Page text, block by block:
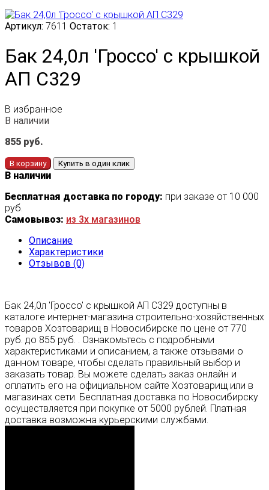
Артикул: 7611 Остаток: 1
Бак 24,0л 'Гроссо' с крышкой
АП С329
В избранное
В наличии
855 руб.
В корзину Купить в один клик
В наличии
Бесплатная доставка по городу: при заказе от 10 000
руб.
Самовывоз: из 3х магазинов
Описание
Характеристики
Отзывов (0)
Бак 24,0л 'Гроссо' с крышкой АП С329 доступны в
каталоге интернет-магазина строительно-хозяйственных
товаров Хозтоварищ в Новосибирске по цене от 770
руб. до 855 руб. . Ознакомьтесь с подробными
характеристиками и описанием, а также отзывами о
данном товаре, чтобы сделать правильный выбор и
заказать товар. Вы можете сделать заказ онлайн и
оплатить его на официальном сайте Хозтоварищ или в
магазинах сети. Бесплатная доставка по Новосибирску
осуществляется при покупке от 5000 рублей. Платная
доставка возможна курьерскими службами.